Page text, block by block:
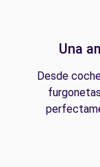
Una
Desde